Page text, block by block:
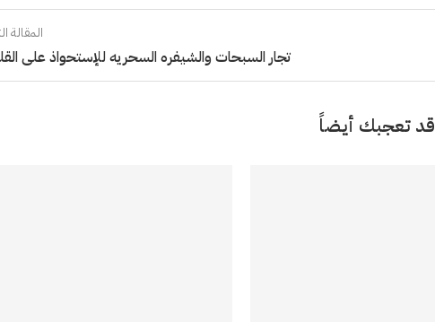
المقالة
تجار السبحات والشيفره السحريه للإستحواذ على
قد تعجبك أيضاً